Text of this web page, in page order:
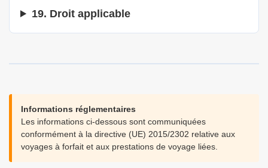
19. Droit applicable
Informations réglementaires
Les informations ci-dessous sont communiquées
conformément à la directive (UE) 2015/2302 relative aux
voyages à forfait et aux prestations de voyage liées.